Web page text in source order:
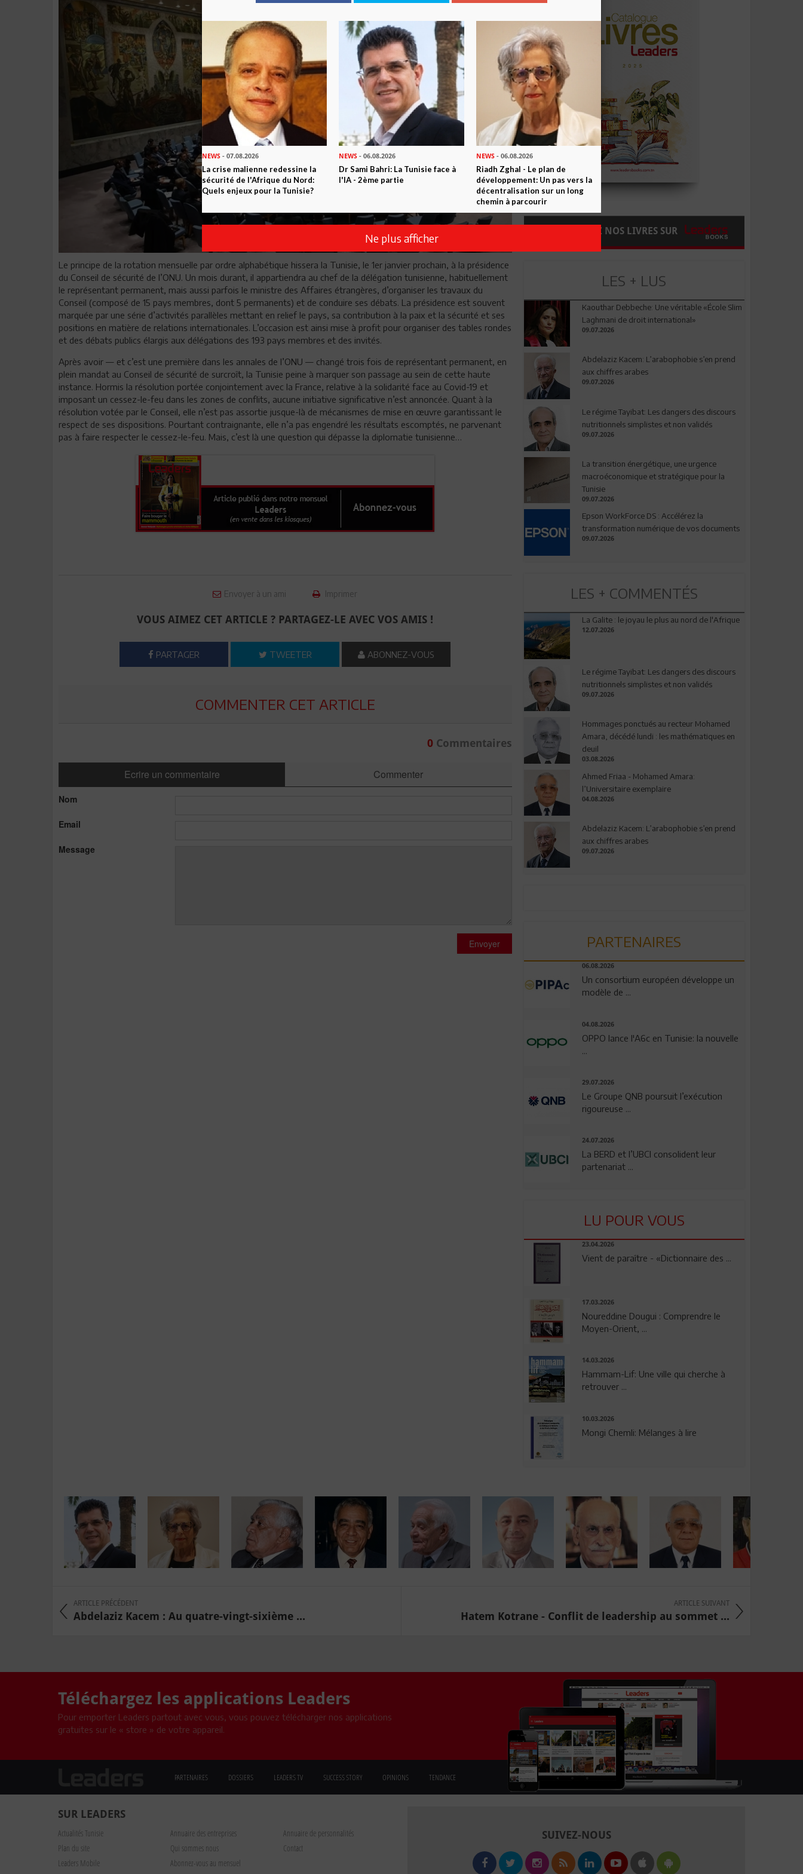
Le principe de la rotation mensuelle par ordre alphabétique hissera la Tunisie, le 1er janvier prochain, à la présidence
du Conseil de sécurité de l’ONU. Un mois durant, il appartiendra au chef de la délégation tunisienne, habituellement
le représentant permanent, mais aussi parfois le ministre des Affaires étrangères, d’organiser les travaux du
Conseil (composé de 15 pays membres, dont 5 permanents) et de conduire ses débats. La présidence est souvent
marquée par une série d’activités parallèles mettant en relief le pays, sa contribution à la paix et la sécurité et ses
positions en matière de relations internationales. L’occasion est ainsi mise à profit pour organiser des tables rondes
et des débats publics élargis aux délégations des 193 pays membres et des invités.
Après avoir — et c’est une première dans les annales de l’ONU — changé trois fois de représentant permanent, en
plein mandat au Conseil de sécurité de surcroît, la Tunisie peine à marquer son passage au sein de cette haute
instance. Hormis la résolution portée conjointement avec la France, relative à la solidarité face au Covid-19 et
imposant un cessez-le-feu dans les zones de conflits, aucune initiative significative n’est annoncée. Quant à la
résolution votée par le Conseil, elle n’est pas assortie jusque-là de mécanismes de mise en œuvre garantissant le
respect de ses dispositions. Pourtant contraignante, elle n’a pas engendré les résultats escomptés, ne parvenant
pas à faire respecter le cessez-le-feu. Mais, c’est là une question qui dépasse la diplomatie tunisienne…
Envoyer à un ami Imprimer
VOUS AIMEZ CET ARTICLE ? PARTAGEZ-LE AVEC VOS AMIS !
PARTAGER TWEETER ABONNEZ-VOUS
COMMENTER CET ARTICLE
0Commentaires
Ecrire un commentaire Commenter
Nom
Email
Message
Envoyer
COMMANDEZ NOS LIVRES SUR
LES + LUS
Kaouthar Debbeche: Une véritable «École Slim
Laghmani de droit international»
09.07.2026
Abdelaziz Kacem: L’arabophobie s’en prend
aux chiffres arabes
09.07.2026
Le régime Tayibat: Les dangers des discours
nutritionnels simplistes et non validés
09.07.2026
La transition énergétique, une urgence
macroéconomique et stratégique pour la
Tunisie
09.07.2026
Epson WorkForce DS : Accélérez la
transformation numérique de vos documents
09.07.2026
LES + COMMENTÉS
La Galite : le joyau le plus au nord de l'Afrique
12.07.2026
Le régime Tayibat: Les dangers des discours
nutritionnels simplistes et non validés
09.07.2026
Hommages ponctués au recteur Mohamed
Amara, décédé lundi : les mathématiques en
deuil
03.08.2026
Ahmed Friaa - Mohamed Amara:
l’Universitaire exemplaire
04.08.2026
Abdelaziz Kacem: L’arabophobie s’en prend
aux chiffres arabes
09.07.2026
PARTENAIRES
06.08.2026
Un consortium européen développe un
modèle de ...
04.08.2026
OPPO lance l'A6c en Tunisie: la nouvelle
...
29.07.2026
Le Groupe QNB poursuit l’exécution
rigoureuse ...
24.07.2026
La BERD et l’UBCI consolident leur
partenariat ...
LU POUR VOUS
23.04.2026
Vient de paraître - «Dictionnaire des ...
17.03.2026
Noureddine Dougui : Comprendre le
Moyen-Orient, ...
14.03.2026
Hammam-Lif: Une ville qui cherche à
retrouver ...
10.03.2026
Mongi Chemli: Mélanges à lire
ARTICLE PRÉCÉDENT
Abdelaziz Kacem : Au quatre-vingt-sixième ...
ARTICLE SUIVANT
Hatem Kotrane - Conflit de leadership au sommet ...
Téléchargez les applications Leaders
Pour emporter Leaders partout avec vous, vous pouvez télécharger nos applications
gratuites sur le « store » de votre appareil.
PARTENAIRES DOSSIERS LEADERS TV SUCCESS STORY OPINIONS TENDANCE
SUR LEADERS
Actualités Tunisie Annuaire des entreprises
Annuaire de personnalités
Plan du site
Qui sommes nous
Contact
Leaders Mobile
Abonnez-vous au mensuel
SUIVEZ-NOUS
NEWS - 07.08.2026
La crise malienne redessine la
sécurité de l'Afrique du Nord:
Quels enjeux pour la Tunisie?
NEWS - 06.08.2026
Dr Sami Bahri: La Tunisie face à
l'IA - 2ème partie
NEWS- 06.08.2026
Riadh Zghal - Le plan de
développement: Un pas vers la
décentralisation sur un long
chemin à parcourir
Ne plus afficher